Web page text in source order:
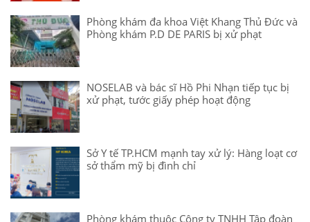
Phòng khám đa khoa Việt Khang Thủ Đức và
Phòng khám P.D DE PARIS bị xử phạt
NOSELAB và bác sĩ Hồ Phi Nhạn tiếp tục bị
xử phạt, tước giấy phép hoạt động
Sở Y tế TP.HCM mạnh tay xử lý: Hàng loạt cơ
sở thẩm mỹ bị đình chỉ
Phòng khám thuộc Công ty TNHH Tập đoàn